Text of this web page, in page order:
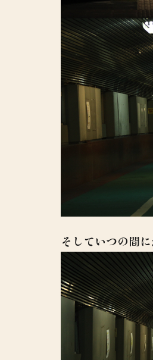
そしていつの間